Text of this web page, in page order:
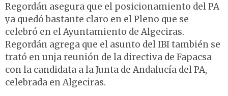
Regordán asegura que el posicionamiento del PA
ya quedó bastante claro en el Pleno que se
celebró en el Ayuntamiento de Algeciras.
Regordán agrega que el asunto del IBI también se
trató en unja reunión de la directiva de Fapacsa
con la candidata a la Junta de Andalucía del PA,
celebrada en Algeciras.